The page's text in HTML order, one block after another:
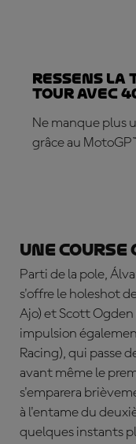
Ressens la
tour avec
Ne manque plus
grâce au
Une course
Parti de la pole,
s'offre le holeshot
Ajo) etScott Ogden
impulsion
Racing), qui passe
avant même le
s'emparera
à l'entame du
quelques instants